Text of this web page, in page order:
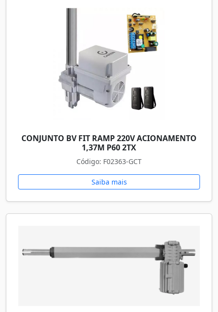
CONJUNTO BV FIT RAMP 220V ACIONAMENTO
1,37M P60 2TX
Código: F02363-GCT
Saiba mais